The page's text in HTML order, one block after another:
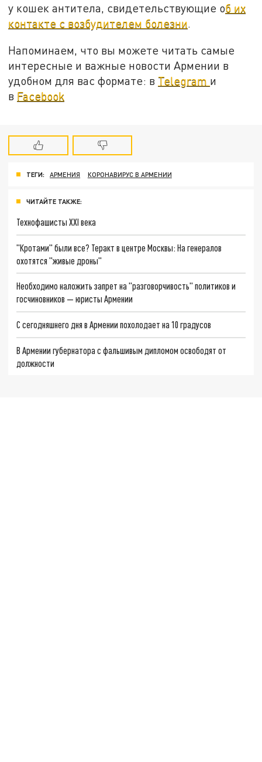
у кошек антитела, свидетельствующие об их
контакте с возбудителем болезни.
Напоминаем, что вы можете читать самые
интересные и важные новости Армении в
удобном для вас формате: в Telegram и
в Facebook
ТЕГИ: АРМЕНИЯ КОРОНАВИРУС В АРМЕНИИ
ЧИТАЙТЕ ТАКЖЕ:
Технофашисты XXI века
"Кротами" были все? Теракт в центре Москвы: На генералов
охотятся "живые дроны"
Необходимо наложить запрет на "разговорчивость" политиков и
госчиновников — юристы Армении
С сегодняшнего дня в Армении похолодает на 10 градусов
В Армении губернатора с фальшивым дипломом освободят от
должности